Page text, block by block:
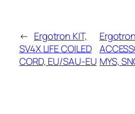
← Ergotron KIT,
SV4X LIFE COILED
CORD, EU/SAU-EU MYS,